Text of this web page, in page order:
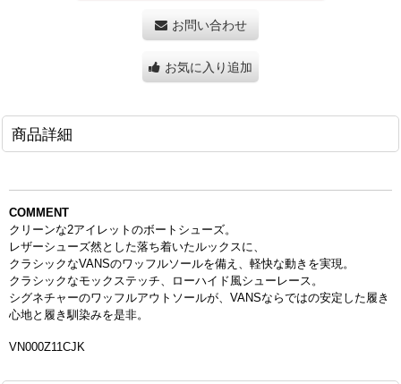
お問い合わせ
お気に入り追加
商品詳細
COMMENT
クリーンな2アイレットのボートシューズ。
レザーシューズ然とした落ち着いたルックスに、
クラシックなVANSのワッフルソールを備え、 軽快な動きを実現。
クラシックなモックステッチ、ローハイド風シューレース。
シグネチャーのワッフルアウトソールが、VANSならではの安定した履き
心地と履き馴染みを是非。
VN000Z11CJK